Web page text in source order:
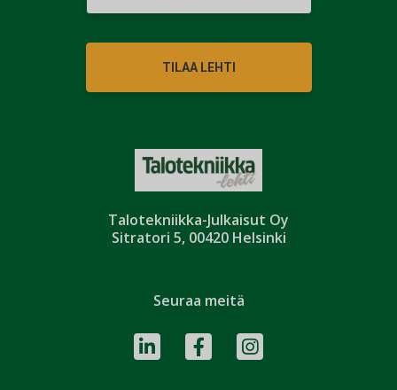
Talotekniikka-Julkaisut Oy
Sitratori 5, 00420 Helsinki
TILAA LEHTI
Seuraa meitä